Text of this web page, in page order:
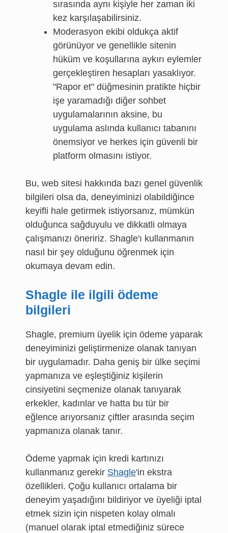
sırasında aynı kişiyle her zaman iki
kez karşılaşabilirsiniz.
Moderasyon ekibi oldukça aktif
görünüyor ve genellikle sitenin
hüküm ve koşullarına aykırı eylemler
gerçekleştiren hesapları yasaklıyor.
"Rapor et" düğmesinin pratikte hiçbir
işe yaramadığı diğer sohbet
uygulamalarının aksine, bu
uygulama aslında kullanıcı tabanını
önemsiyor ve herkes için güvenli bir
platform olmasını istiyor.
Bu, web sitesi hakkında bazı genel güvenlik
bilgileri olsa da, deneyiminizi olabildiğince
keyifli hale getirmek istiyorsanız, mümkün
olduğunca sağduyulu ve dikkatli olmaya
çalışmanızı öneririz. Shagle'ı kullanmanın
nasıl bir şey olduğunu öğrenmek için
okumaya devam edin.
Shagle ile ilgili ödeme
bilgileri
Shagle, premium üyelik için ödeme yaparak
deneyiminizi geliştirmenize olanak tanıyan
bir uygulamadır. Daha geniş bir ülke seçimi
yapmanıza ve eşleştiğiniz kişilerin
cinsiyetini seçmenize olanak tanıyarak
erkekler, kadınlar ve hatta bu tür bir
eğlence arıyorsanız çiftler arasında seçim
yapmanıza olanak tanır.
Ödeme yapmak için kredi kartınızı
kullanmanız gerekir Shagle'in ekstra
özellikleri. Çoğu kullanıcı ortalama bir
deneyim yaşadığını bildiriyor ve üyeliği iptal
etmek sizin için nispeten kolay olmalı
(manuel olarak iptal etmediğiniz sürece